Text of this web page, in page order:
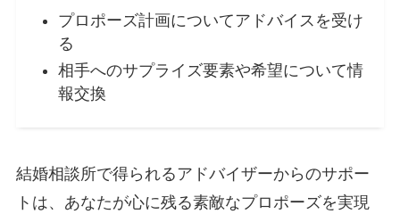
プロポーズ計画についてアドバイスを受け
る
相手へのサプライズ要素や希望について情
報交換
結婚相談所で得られるアドバイザーからのサポー
トは、あなたが心に残る素敵なプロポーズを実現